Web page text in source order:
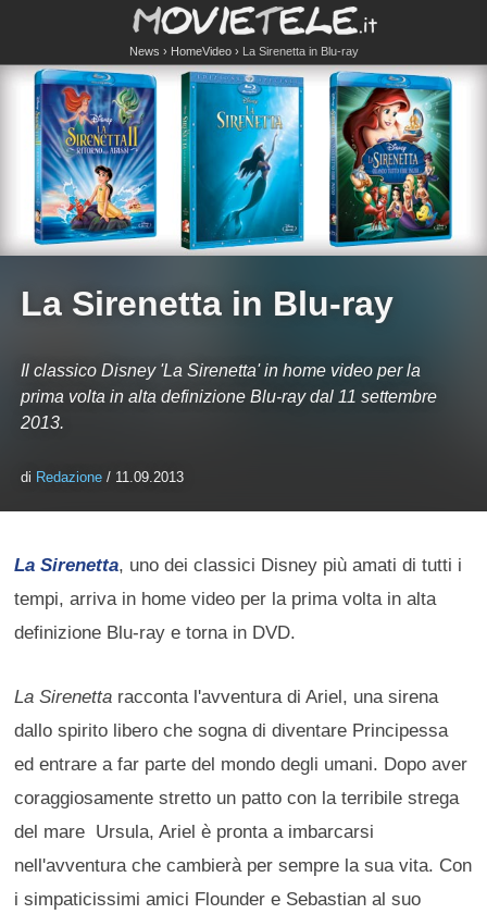
News HomeVideo La Sirenetta in Blu-ray
La Sirenetta in Blu-ray
Il classico Disney 'La Sirenetta' in home video per la
prima volta in alta definizione Blu-ray dal 11 settembre
2013.
di Redazione / 11.09.2013
La Sirenetta, uno dei classici Disney più amati di tutti i
tempi, arriva in home video per la prima volta in alta
definizione Blu-ray e torna in DVD.
La Sirenetta racconta l'avventura di Ariel, una sirena
dallo spirito libero che sogna di diventare Principessa
ed entrare a far parte del mondo degli umani. Dopo aver
coraggiosamente stretto un patto con la terribile strega
del mare Ursula, Ariel è pronta a imbarcarsi
nell'avventura che cambierà per sempre la sua vita. Con
i simpaticissimi amici Flounder e Sebastian al suo